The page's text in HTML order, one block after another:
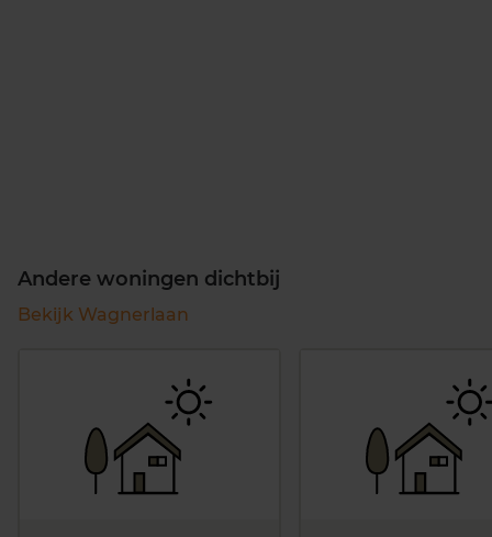
Andere woningen dichtbij
Bekijk Wagnerlaan